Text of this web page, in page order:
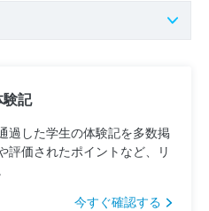
記
過した学生の体験記を多数掲
評価されたポイントなど、リ
今すぐ確認する